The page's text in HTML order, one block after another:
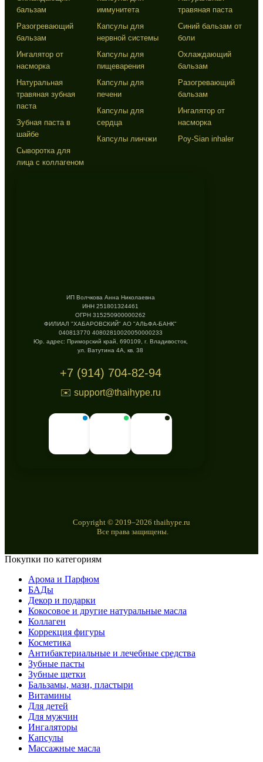
бальзам
Разогревающий
бальзам
Ингалятор от
насморка
Натуральная
травяная зубная
паста
Зубная паста в
шайбе
Сыворотка для
лица с коллагеном
иммунитета
Капсулы для
нервной системы
Капсулы для
пищеварения
Капсулы для
печени
Капсулы для
сердца
Капсулы линчжи
травяная паста
Синий бальзам от
боли
Охлаждающий
бальзам
Разогревающий
бальзам
Ингалятор от
насморка
Poy-Sian inhaler
ИП Волчкова Анна Николаевна
ИНН 251801324461
ОГРН 315250900000262
ФИЛИАЛ "ХАБАРОВСКИЙ" АО "АЛЬФА-БАНК"
040813770 40802810020050000233
Юр. адрес: Приморский край, 690109, г. Владивосток,
ул. Ватутина 4А, кв. 38
+7 (914) 704-82-94
✉️ support@thaihype.ru
Copyright © 2019–2026 thaihype.ru
Все права защищены.
Покупки по категориям
Арома и Парфюм
БАДы
Декор и подарки
Кокосовое и другие натуральные масла
Коллаген
Коррекция фигуры
Косметика
Антибактериальные и лечебные средства
Зубные пасты
Зубные щетки
Бальзамы, мази, пластыри
Витамины
Для детей
Для мужчин
Ингаляторы
Капсулы
Массажные масла